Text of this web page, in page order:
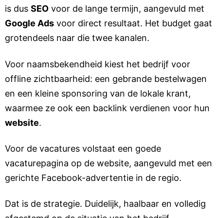
is dus SEO voor de lange termijn, aangevuld met
Google Ads voor direct resultaat. Het budget gaat
grotendeels naar die twee kanalen.
Voor naamsbekendheid kiest het bedrijf voor
offline zichtbaarheid: een gebrande bestelwagen
en een kleine sponsoring van de lokale krant,
waarmee ze ook een backlink verdienen voor hun
website.
Voor de vacatures volstaat een goede
vacaturepagina op de website, aangevuld met een
gerichte Facebook-advertentie in de regio.
Dat is de strategie. Duidelijk, haalbaar en volledig